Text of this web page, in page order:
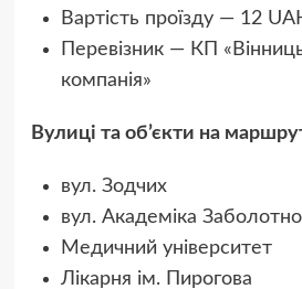
Вартість проїзду — 12
Перевізник — КП
компанія»
Вулиці та об’єкти на
вул. Зодчих
вул. Академіка
Медичний університет
Лікарня ім. Пирогова